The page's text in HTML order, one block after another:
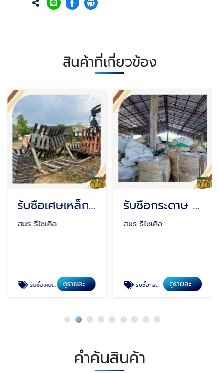
สินค้าที่เกี่ยวข้อง
รับซื้อเศษเหล็ก ชลบุรี
สมร รีไซเคิล
รับซื้อเศษเหล็ก ชลบุรี ดูรายละเอียด
รับซื้อกระดาษ ชลบุรี
สมร รีไซเคิล
รับซื้อกระดาษ ชลบุรี ดูรายละเอียด
คำค้นสินค้า